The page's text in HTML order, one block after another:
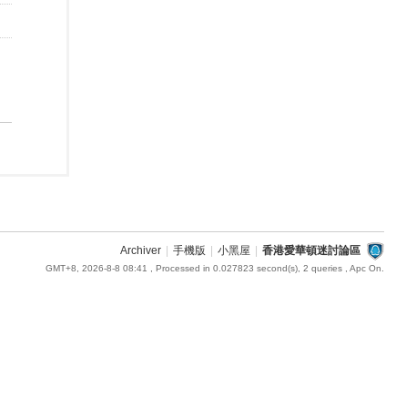
Archiver 手機版 小黑屋 香港愛華頓迷討論區
GMT+8, 2026-8-8 08:41 , Processed in 0.027823 second(s), 2 queries , Apc On.